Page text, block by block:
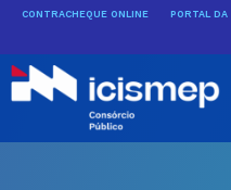
conteúdo
CONTRACHEQUE ONLINE PORTAL DA